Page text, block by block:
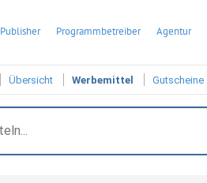
Publisher Programmbetreiber Agentur
Übersicht Werbemittel Gutscheine